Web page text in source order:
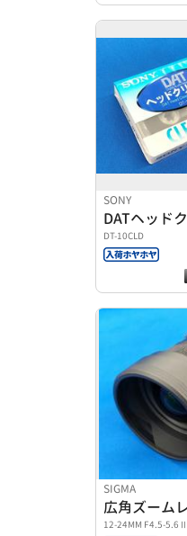
SONY
DATヘッド
DT-10CLD
SIGMA
広角ズーム
12-24MM F4.5-5.6Ⅱ